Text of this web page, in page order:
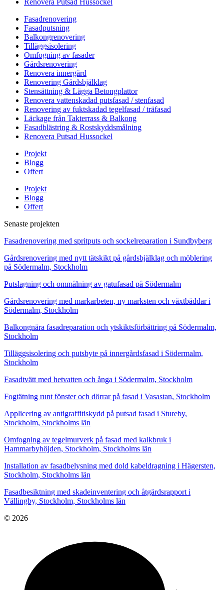
Renovera Putsad Hussockel
Fasadrenovering
Fasadputsning
Balkongrenovering
Tilläggsisolering
Omfogning av fasader
Gårdsrenovering
Renovera innergård
Renovering Gårdsbjälklag
Stensättning & Lägga Betongplattor
Renovera vattenskadad putsfasad / stenfasad
Renovering av fuktskadad tegelfasad / träfasad
Läckage från Takterrass & Balkong
Fasadblästring & Rostskyddsmålning
Renovera Putsad Hussockel
Projekt
Blogg
Offert
Projekt
Blogg
Offert
Senaste projekten
Fasadrenovering med spritputs och sockelreparation i Sundbyberg
Gårdsrenovering med nytt tätskikt på gårdsbjälklag och möblering
på Södermalm, Stockholm
Putslagning och ommålning av gatufasad på Södermalm
Gårdsrenovering med markarbeten, ny marksten och växtbäddar i
Södermalm, Stockholm
Balkongnära fasadreparation och ytskiktsförbättring på Södermalm,
Stockholm
Tilläggsisolering och putsbyte på innergårdsfasad i Södermalm,
Stockholm
Fasadtvätt med hetvatten och ånga i Södermalm, Stockholm
Fogtätning runt fönster och dörrar på fasad i Vasastan, Stockholm
Applicering av antigraffitiskydd på putsad fasad i Stureby,
Stockholm, Stockholms län
Omfogning av tegelmurverk på fasad med kalkbruk i
Hammarbyhöjden, Stockholm, Stockholms län
Installation av fasadbelysning med dold kabeldragning i Hägersten,
Stockholm, Stockholms län
Fasadbesiktning med skadeinventering och åtgärdsrapport i
Vällingby, Stockholm, Stockholms län
© 2026